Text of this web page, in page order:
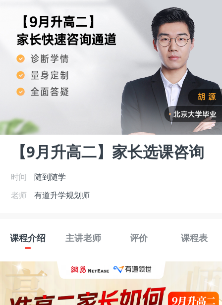
【9月升高二】家长选课咨询
时间
随到随学
老师
有道升学规划师
课程介绍 主讲老师 评价 课程表